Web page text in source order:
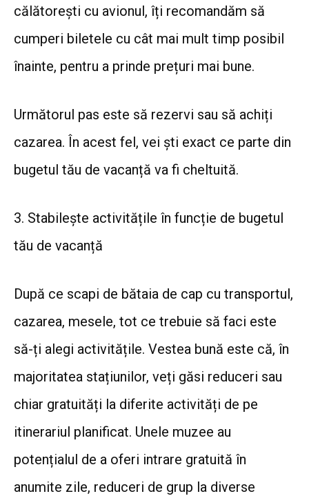
călătorești cu avionul, îți recomandăm să
cumperi biletele cu cât mai mult timp posibil
înainte, pentru a prinde prețuri mai bune.
Următorul pas este să rezervi sau să achiți
cazarea. În acest fel, vei ști exact ce parte din
bugetul tău de vacanță va fi cheltuită.
3. Stabilește activitățile în funcție de bugetul
tău de vacanță
După ce scapi de bătaia de cap cu transportul,
cazarea, mesele, tot ce trebuie să faci este
să-ți alegi activitățile. Vestea bună este că, în
majoritatea stațiunilor, veți găsi reduceri sau
chiar gratuități la diferite activități de pe
itinerariul planificat. Unele muzee au
potențialul de a oferi intrare gratuită în
anumite zile, reduceri de grup la diverse